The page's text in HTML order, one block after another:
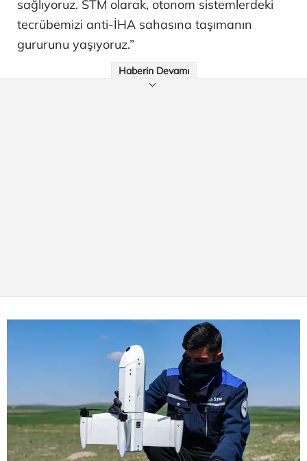
sağlıyoruz. STM olarak, otonom sistemlerdeki
tecrübemizi anti-İHA sahasına taşımanın
gururunu yaşıyoruz.”
Haberin Devamı